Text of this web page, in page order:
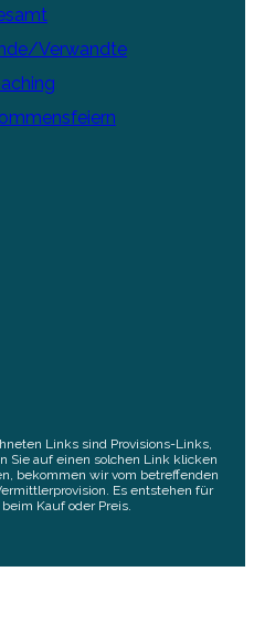
Verwandte
Links sind Provisions-Links,
Sie auf einen solchen Link klicken
bekommen wir vom betreffenden
Es entstehen für
Kauf oder Preis.